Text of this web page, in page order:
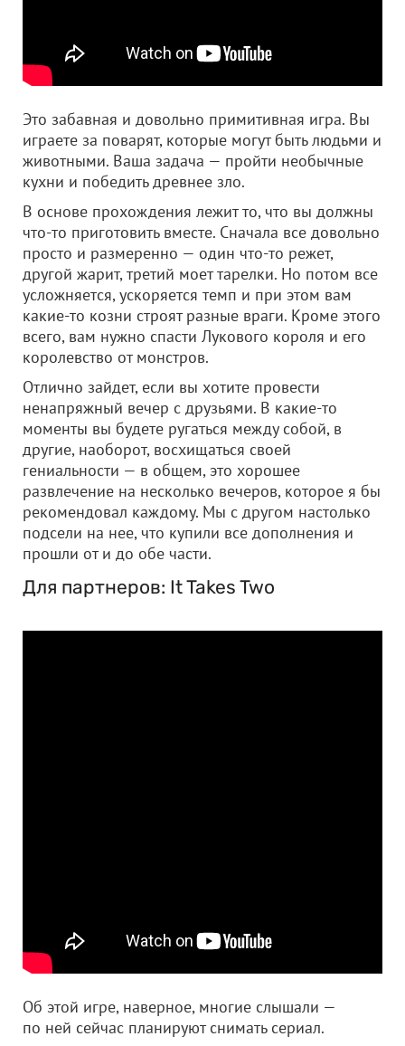
Это забавная и довольно примитивная игра. Вы
играете за поварят, которые могут быть людьми и
животными. Ваша задача — пройти необычные
кухни и победить древнее зло.
В основе прохождения лежит то, что вы должны
что-то приготовить вместе. Сначала все довольно
просто и размеренно — один что-то режет,
другой жарит, третий моет тарелки. Но потом все
усложняется, ускоряется темп и при этом вам
какие-то козни строят разные враги. Кроме этого
всего, вам нужно спасти Лукового короля и его
королевство от монстров.
Отлично зайдет, если вы хотите провести
ненапряжный вечер с друзьями. В какие-то
моменты вы будете ругаться между собой, в
другие, наоборот, восхищаться своей
гениальности — в общем, это хорошее
развлечение на несколько вечеров, которое я бы
рекомендовал каждому. Мы с другом настолько
подсели на нее, что купили все дополнения и
прошли от и до обе части.
Для партнеров: It Takes Two
Об этой игре, наверное, многие слышали —
по ней сейчас планируют снимать сериал.